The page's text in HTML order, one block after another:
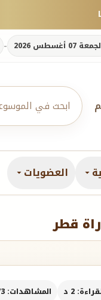
07 أغسطس 2026 -
العضويات
قطر
2 د المشاهدات: 2173